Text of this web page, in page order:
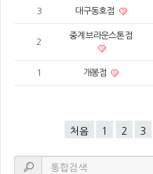
3 대구동호점
2
중계브라운스톤점
1 개봉점
처음 1 2 3